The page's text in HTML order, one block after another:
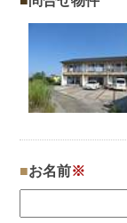
お名前※